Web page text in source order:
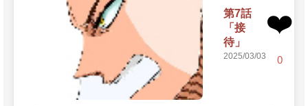
第7話
「接
待」
2025/03/03
❤️
0